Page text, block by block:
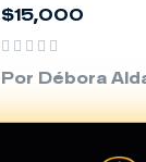
$15,000
Por Débora